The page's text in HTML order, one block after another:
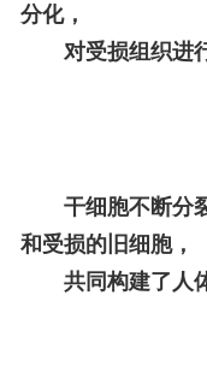
分化，
对受损组织进
干细胞不断分
和受损的旧细胞，
共同构建了人